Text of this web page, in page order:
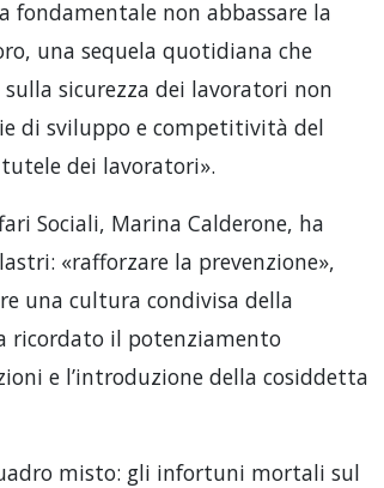
fondamentale non abbassare la
una sequela quotidiana che
sicurezza dei lavoratori non
di sviluppo e competitività del
dei lavoratori».
Sociali, Marina Calderone, ha
«rafforzare la prevenzione»,
una cultura condivisa della
ricordato il potenziamento
e l’introduzione della cosiddetta
misto: gli infortuni mortali sul